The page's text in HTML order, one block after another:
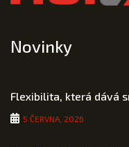
Novinky
Flexibilita, která dává
5 ČERVNA, 2026